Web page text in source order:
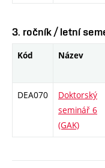
3. ročník / letní
Kód Název
DEA070
Doktorský
seminář 6
(GAK)